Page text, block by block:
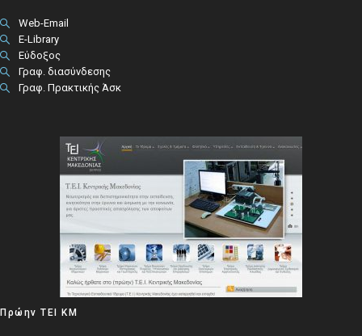
Web-Email
E-Library
Εύδοξος
Γραφ. διασύνδεσης
Γραφ. Πρακτικής Άσκ
Πρώην ΤΕΙ ΚΜ